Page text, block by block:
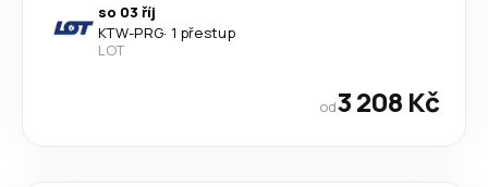
so 03 říj
KTW-PRG· 1 přestup
LOT
od3 208 Kč